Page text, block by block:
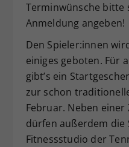
Terminwünsche bitte
Anmeldung angeben!
Den Spieler:innen
einiges geboten. Für
gibt’s ein
zur schon
Februar. Neben einer
dürfen außerdem die
Fitnessstudio der